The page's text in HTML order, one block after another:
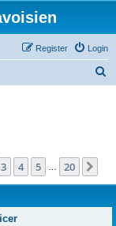
Login
Register
20
3 4 5 20